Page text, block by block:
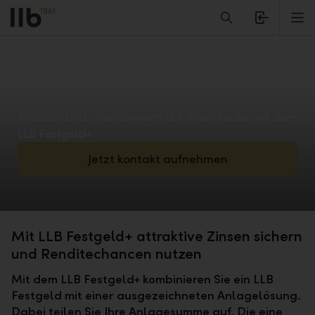
Alerts.Headline
Jetzt kontakt aufnehmen
Mit LLB Festgeld+ attraktive Zinsen sichern
und Renditechancen nutzen
Mit dem LLB Festgeld+ kombinieren Sie ein LLB
Festgeld mit einer ausgezeichneten Anlagelösung.
Dabei teilen Sie Ihre Anlagesumme auf. Die eine